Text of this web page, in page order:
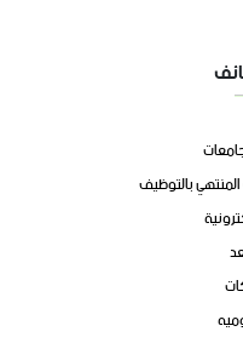
بالتوظيف